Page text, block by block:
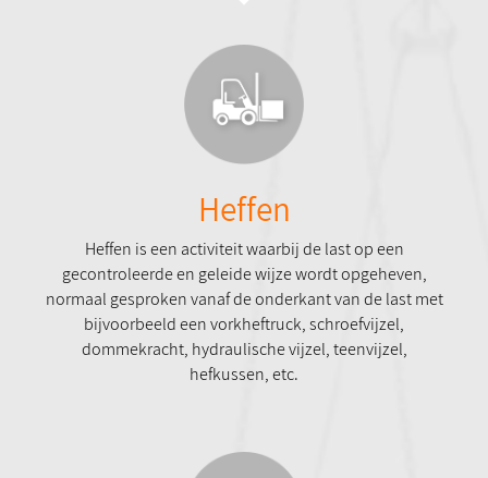
Heffen
Heffen is een activiteit waarbij de last op een
gecontroleerde en geleide wijze wordt opgeheven,
normaal gesproken vanaf de onderkant van de last met
bijvoorbeeld een vorkheftruck, schroefvijzel,
dommekracht, hydraulische vijzel, teenvijzel,
hefkussen, etc.